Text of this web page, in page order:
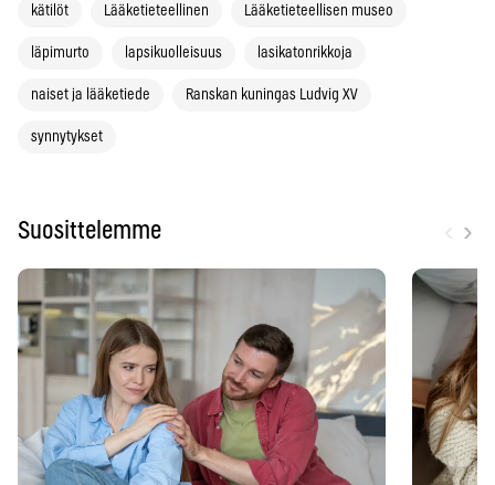
kätilöt Lääketieteellinen Lääketieteellisen museo
läpimurto lapsikuolleisuus lasikatonrikkoja
naiset ja lääketiede Ranskan kuningas Ludvig XV
synnytykset
Suosittelemme ›